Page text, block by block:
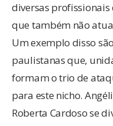
diversas
que também não
Um exemplo disso
paulistanas que,
formam o trio de
para este nicho.
Roberta Cardoso se